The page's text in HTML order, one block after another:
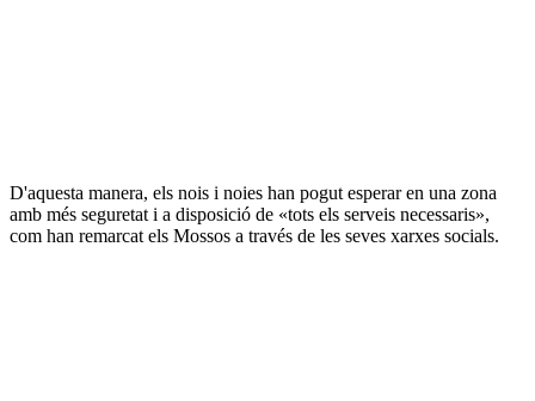
D'aquesta manera, els nois i noies han pogut esperar en una zona
amb més seguretat i a disposició de «tots els serveis necessaris»,
com han remarcat els Mossos a través de les seves xarxes socials.